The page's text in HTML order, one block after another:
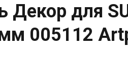
Декор для
005112